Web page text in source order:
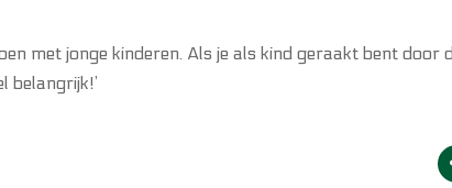
met jonge kinderen. Als je als kind geraakt bent door
belangrijk!’